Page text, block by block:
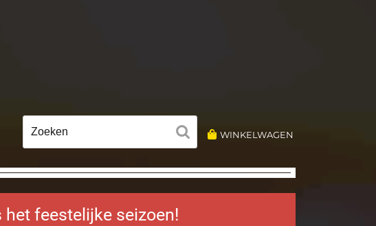
naar:
WINKELWAGEN
feestelijke seizoen!